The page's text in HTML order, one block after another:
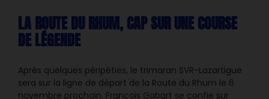
LA ROUTE DU RHUM, CAP SUR UNE COURSE
DE LÉGENDE
Après quelques péripéties, le trimaran SVR-Lazartigue
sera sur la ligne de départ de la Route du Rhum le 6